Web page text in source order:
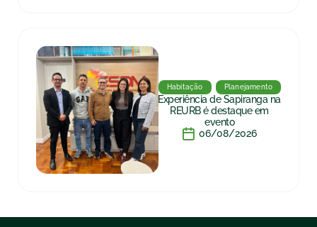
Habitação Planejamento
Experiência de Sapiranga na
REURB é destaque em
evento
06/08/2026